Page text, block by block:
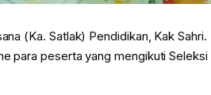
(Ka. Satlak) Pendidikan, Kak
para peserta yang mengikuti Seleksi